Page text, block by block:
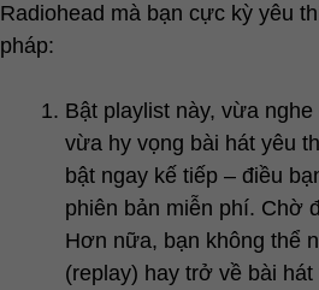
Radiohead mà bạn cực kỳ yêu
pháp:
Bật playlist này, vừa
vừa hy vọng bài hát yêu
bật ngay kế tiếp – điều
phiên bản miễn phí. Chờ
Hơn nữa, bạn không thể
(replay) hay trở về bài